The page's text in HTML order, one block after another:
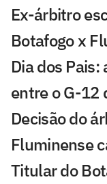
Ex-árbitro
Botafogo x
Dia dos
entre o G-12
Decisão do
Fluminense
Titular do